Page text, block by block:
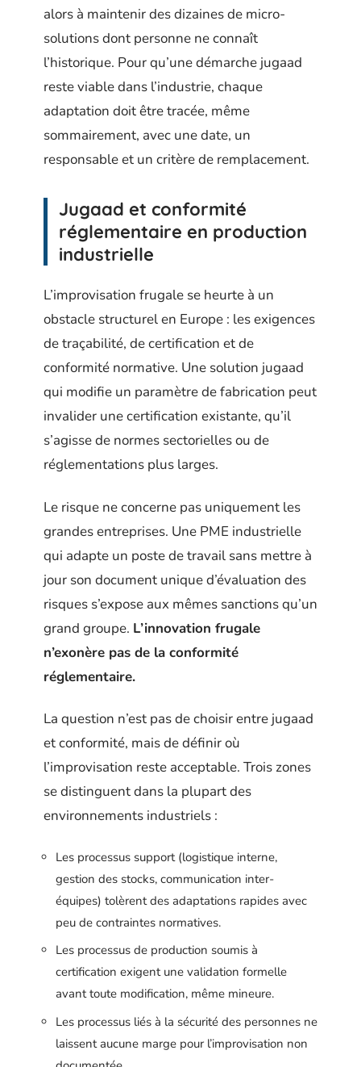
alors à maintenir des dizaines de micro-
solutions dont personne ne connaît
l’historique. Pour qu’une démarche jugaad
reste viable dans l’industrie, chaque
adaptation doit être tracée, même
sommairement, avec une date, un
responsable et un critère de remplacement.
Jugaad et conformité
réglementaire en production
industrielle
L’improvisation frugale se heurte à un
obstacle structurel en Europe : les exigences
de traçabilité, de certification et de
conformité normative. Une solution jugaad
qui modifie un paramètre de fabrication peut
invalider une certification existante, qu’il
s’agisse de normes sectorielles ou de
réglementations plus larges.
Le risque ne concerne pas uniquement les
grandes entreprises. Une PME industrielle
qui adapte un poste de travail sans mettre à
jour son document unique d’évaluation des
risques s’expose aux mêmes sanctions qu’un
grand groupe. L’innovation frugale
n’exonère pas de la conformité
réglementaire.
La question n’est pas de choisir entre jugaad
et conformité, mais de définir où
l’improvisation reste acceptable. Trois zones
se distinguent dans la plupart des
environnements industriels :
Les processus support (logistique interne,
gestion des stocks, communication inter-
équipes) tolèrent des adaptations rapides avec
peu de contraintes normatives.
Les processus de production soumis à
certification exigent une validation formelle
avant toute modification, même mineure.
Les processus liés à la sécurité des personnes ne
laissent aucune marge pour l’improvisation non